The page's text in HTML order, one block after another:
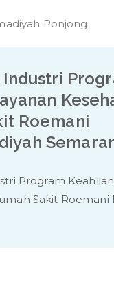
Industri
Roemani
Program
Sakit